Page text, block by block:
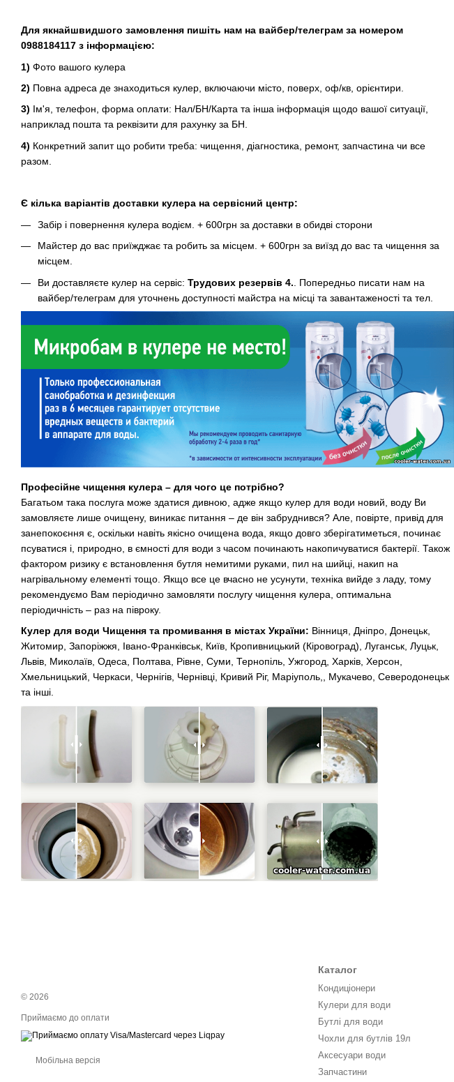
Для якнайшвидшого замовлення пишіть нам на вайбер/телеграм за номером
0988184117 з інформацією:
1) Фото вашого кулера
2) Повна адреса де знаходиться кулер, включаючи місто, поверх, оф/кв, орієнтири.
3) Ім'я, телефон, форма оплати: Нал/БН/Карта та інша інформація щодо вашої ситуації,
наприклад пошта та реквізити для рахунку за БН.
4) Конкретний запит що робити треба: чищення, діагностика, ремонт, запчастина чи все
разом.
Є кілька варіантів доставки кулера на сервісний центр:
Забір і повернення кулера водієм. + 600грн за доставки в обидві сторони
Майстер до вас приїжджає та робить за місцем. + 600грн за виїзд до вас та чищення за
місцем.
Ви доставляєте кулер на сервіс: Трудових резервів 4. . Попередньо писати нам на
вайбер/телеграм для уточнень доступності майстра на місці та завантаженості та тел.
Професійне чищення кулера – для чого це потрібно?
Багатьом така послуга може здатися дивною, адже якщо кулер для води новий, воду Ви
замовляєте лише очищену, виникає питання – де він забруднився? Але, повірте, привід для
занепокоєння є, оскільки навіть якісно очищена вода, якщо довго зберігатиметься, починає
псуватися і, природно, в ємності для води з часом починають накопичуватися бактерії. Також
фактором ризику є встановлення бутля немитими руками, пил на шийці, накип на
нагрівальному елементі тощо. Якщо все це вчасно не усунути, техніка вийде з ладу, тому
рекомендуємо Вам періодично замовляти послугу чищення кулера, оптимальна
періодичність – раз на півроку.
Кулер для води Чищення та промивання в містах України: Вінниця, Дніпро, Донецьк,
Житомир, Запоріжжя, Івано-Франківськ, Київ, Кропивницький (Кіровоград), Луганськ, Луцьк,
Львів, Миколаїв, Одеса, Полтава, Рівне, Суми, Тернопіль, Ужгород, Харків, Херсон,
Хмельницький, Черкаси, Чернігів, Чернівці, Кривий Ріг, Маріуполь,, Мукачево, Северодонецьк
та інші.
© 2026
Приймаємо до оплати
Мобільна версія
Каталог
Кондиціонери
Кулери для води
Бутлі для води
Чохли для бутлів 19л
Аксесуари води
Запчастини